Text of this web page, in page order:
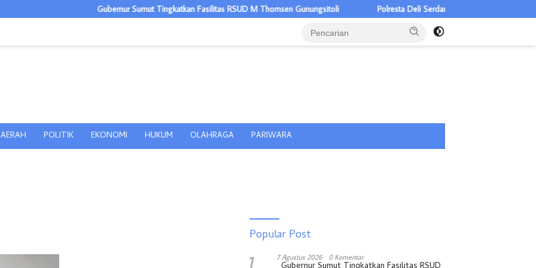
Gubernur Sumut Tingkatkan Fasilitas RSUD M Thomsen Gunungsitoli Polresta Deli Serdang Musnahkan 1,2 Kg Sabu,
POLITIK EKONOMI HUKUM OLAHRAGA PARIWARA
Popular Post
7 Agustus 2026 0 Komentar